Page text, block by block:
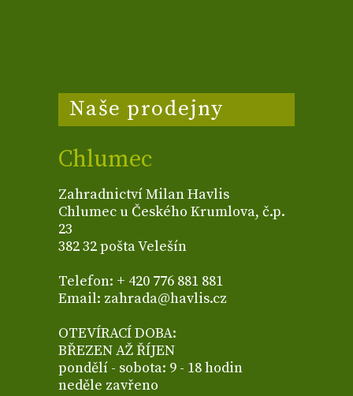
Naše prodejny
Chlumec
Zahradnictví Milan Havlis
Chlumec u Českého Krumlova, č.p.
23
382 32 pošta Velešín
Telefon: + 420 776 881 881
Email: zahrada@havlis.cz
OTEVÍRACÍ DOBA:
BŘEZEN AŽ ŘÍJEN
pondělí - sobota: 9 - 18 hodin
neděle zavřeno